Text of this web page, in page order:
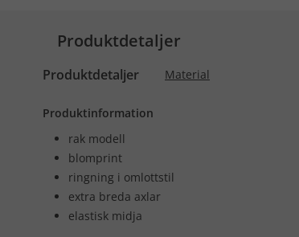
Produktdetaljer
Produktdetaljer Material
Produktinformation
rak modell
blomprint
ringning i omlottstil
extra breda axlar
elastisk midja